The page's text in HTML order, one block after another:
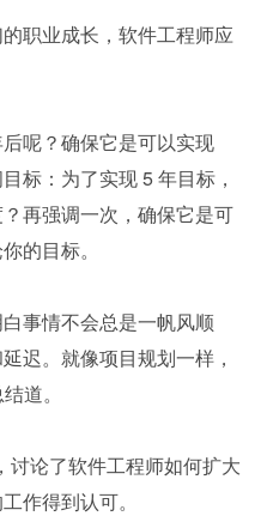
职业成长，软件工程师应
呢？确保它是可以实现
标：为了实现 5 年目标，
再强调一次，确保它是可
的目标。
事情不会总是一帆风顺
迟。就像项目规划一样，
道。
，讨论了软件工程师如何扩大
作得到认可。